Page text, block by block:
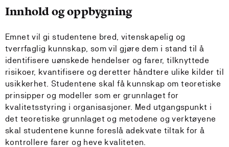
Innhold og oppbygning
Emnet vil gi studentene bred, vitenskapelig og
tverrfaglig kunnskap, som vil gjøre dem i stand til å
identifisere uønskede hendelser og farer, tilknyttede
risikoer, kvantifisere og deretter håndtere ulike kilder til
usikkerhet. Studentene skal få kunnskap om teoretiske
prinsipper og modeller som er grunnlaget for
kvalitetsstyring i organisasjoner. Med utgangspunkt i
det teoretiske grunnlaget og metodene og verktøyene
skal studentene kunne foreslå adekvate tiltak for å
kontrollere farer og heve kvaliteten.